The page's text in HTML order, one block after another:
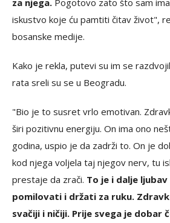
za njega. Pogotovo zato što sam
iskustvo koje ću pamtiti čitav život",
bosanske medije.
Kako je rekla, putevi su im se
rata sreli su se u Beogradu.
"Bio je to susret vrlo emotivan.
širi pozitivnu energiju. On ima ono
godina, uspio je da zadrži to. On je
kod njega voljela taj njegov nerv, tu
prestaje da zrači. To je i dalje
pomilovati i držati za ruku.
svačiji i ničiji. Prije svega je dobar